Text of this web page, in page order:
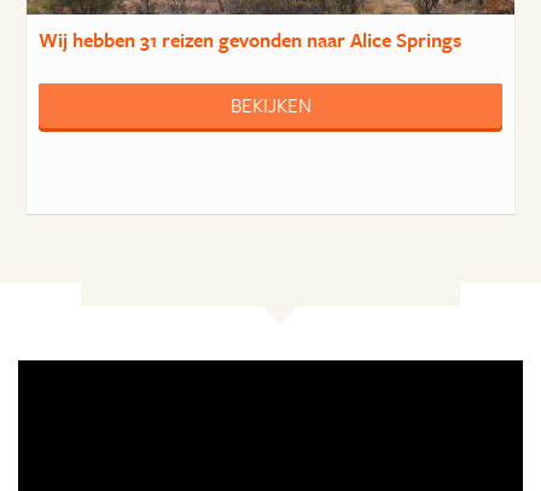
Wij hebben31 reizengevonden naar Alice Springs
BEKIJKEN